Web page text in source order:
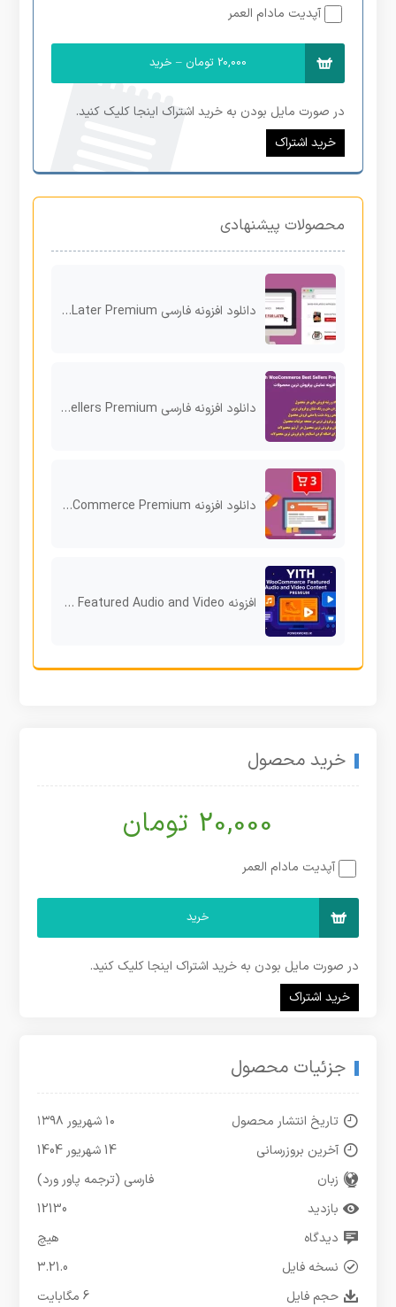
آپدیت مادام العمر
20,000 تومان – خرید
در صورت مایل بودن به خرید اشتراک اینجا کلیک کنید.
خرید اشتراک
محصولات پیشنهادی
دانلود افزونه فارسی YITH WooCommerce Save Cart for Buy Later Premium
دانلود افزونه فارسی YITH WooCommerce Best Sellers Premium
دانلود افزونه YITH Desktop Notifications for WooCommerce Premium
افزونه YITH Featured Audio and Video نمایش صدا و ویدیو در محصولات ووکامرس
خرید محصول
20,000 تومان
آپدیت مادام العمر
خرید
در صورت مایل بودن به خرید اشتراک اینجا کلیک کنید.
خرید اشتراک
جزئیات محصول
تاریخ انتشار محصول
۱۰ شهریور ۱۳۹۸
آخرین بروزرسانی
14 شهریور 1404
زبان
فارسی (ترجمه پاور ورد)
بازدید
12130
دیدگاه
هیچ
نسخه فایل
3.21.0
حجم فایل
6 مگابایت